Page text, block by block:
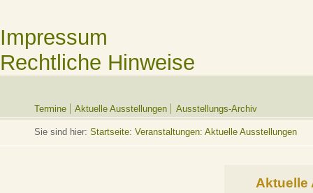
Impressum
Rechtliche Hinweise
Termine Aktuelle Ausstellungen Ausstellungs-Archiv
Sie sind hier: Startseite: Veranstaltungen: Aktuelle Ausstellungen
Aktuelle